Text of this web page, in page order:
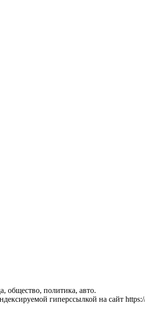
общество, политика, авто.
гиперссылкой на сайт